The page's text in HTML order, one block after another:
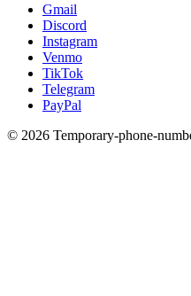
Gmail
Discord
Instagram
Venmo
TikTok
Telegram
PayPal
© 2026 Temporary-phone-